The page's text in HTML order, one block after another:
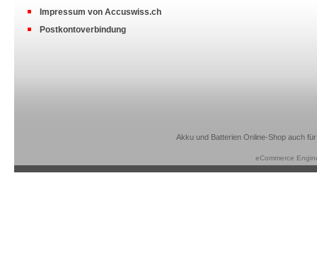
Impressum von Accuswiss.ch
Postkontoverbindung
Akku und Batterien Online-Shop auch
eCommerce